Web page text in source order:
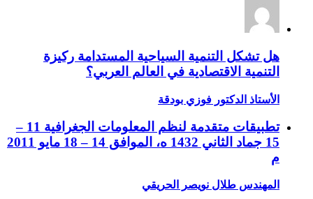
هل تشكل التنمية السياحية المستدامة ركيزة
التنمية الاقتصادية في العالم العربي؟
الأستاذ الدكتور فوزي بودقة
تطبيقات متقدمة لنظم المعلومات الجغرافية 11 –
15 جماد الثاني 1432 ه، الموافق 14 – 18 مايو 2011
م
المهندس طلال نويصر الحريقي